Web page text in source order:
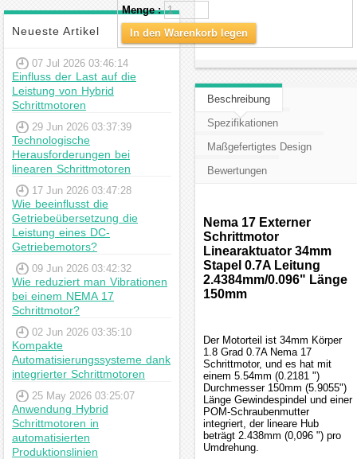
Neueste Artikel
07 Jul 2026 03:46:14
Einfluss der Last auf die
Leistung von Hybrid
Schrittmotoren
29 Jun 2026 03:37:39
Technologische
Herausforderungen bei
linearen Schrittmotoren
17 Jun 2026 03:47:28
Wie beeinflusst die
Getriebeübersetzung die
Leistung eines DC-
Getriebemotors?
09 Jun 2026 03:42:32
Wie reduziert man Vibrationen
bei einem NEMA 17
Schrittmotor?
02 Jun 2026 03:35:10
Kompakte
Automatisierungssysteme dank
integrierter Schrittmotoren
25 May 2026 03:25:07
Anwendung Hybrid
Schrittmotoren in
automatisierten
Produktionslinien
Menge :
In den Warenkorb legen
Beschreibung
Spezifikationen
Maßgefertigtes Design
Bewertungen
Nema 17 Externer
Schrittmotor
Linearaktuator 34mm
Stapel 0.7A Leitung
2.4384mm/0.096" Länge
150mm
Der Motorteil ist 34mm Körper
1.8 Grad 0.7A Nema 17
Schrittmotor, und es hat mit
einem 5.54mm (0.2181 ")
Durchmesser 150mm (5.9055")
Länge Gewindespindel und einer
POM-Schraubenmutter
integriert, der lineare Hub
beträgt 2.438mm (0,096 ") pro
Umdrehung.